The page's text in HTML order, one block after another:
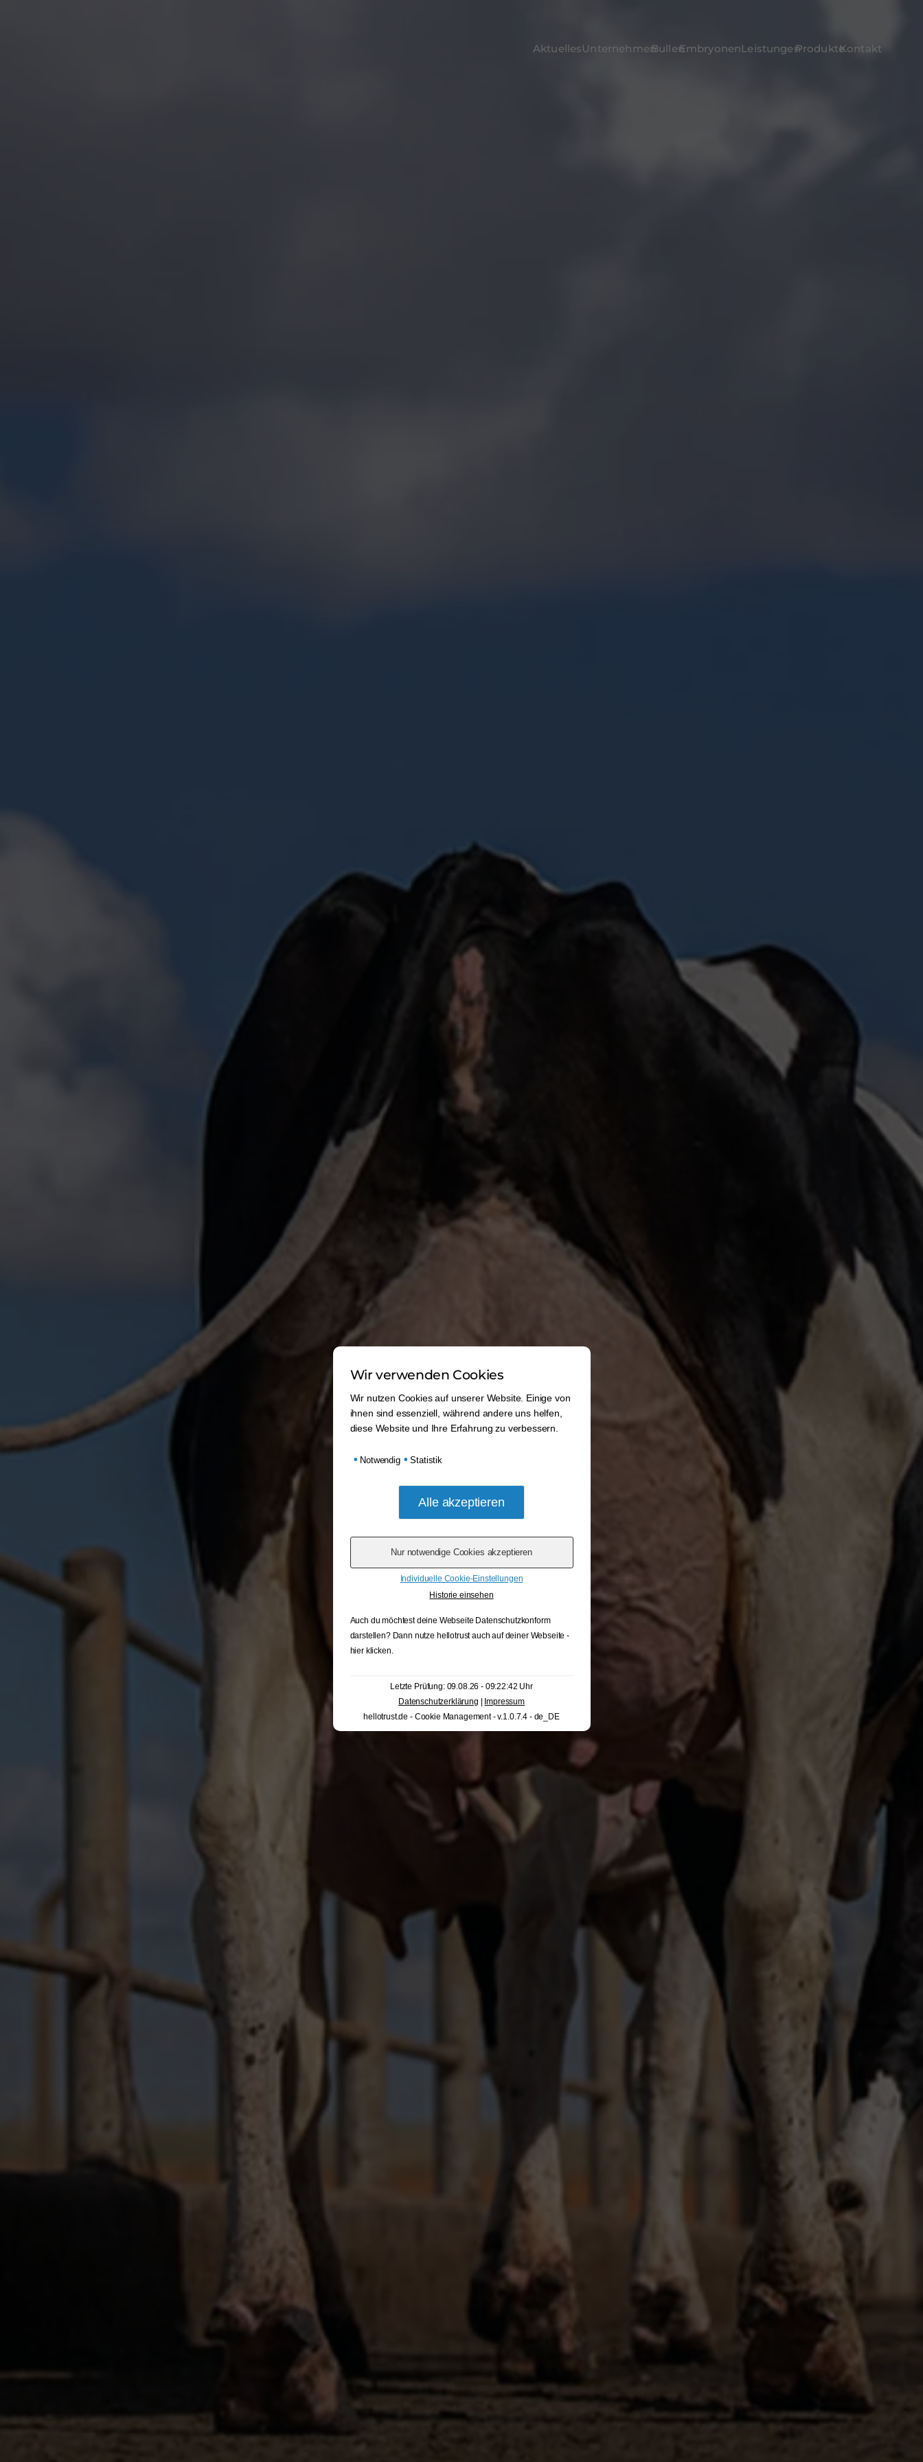
AktuellesUnternehmenBullenEmbryonenLeistungenProdukteKontakt
Wir verwenden Cookies
Wir nutzen Cookies auf unserer Website. Einige von
ihnen sind essenziell, während andere uns helfen,
diese Website und Ihre Erfahrung zu verbessern.
• Notwendig • Statistik
Individuelle Cookie-Einstellungen
Historie einsehen
Auch du möchtest deine Webseite Datenschutzkonform
darstellen? Dann nutze hellotrust auch auf deiner Webseite -
hier klicken.
Letzte Prüfung: 09.08.26 - 09:22:42 Uhr
Datenschutzerklärung
Impressum
hellotrust.de - Cookie Management - v.1.0.7.4 - de_DE